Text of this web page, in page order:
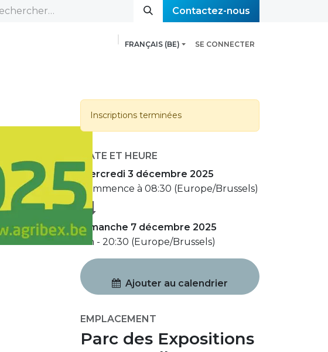
Contactez-nous​​​​​​​​​​
FRANÇAIS (BE) SE CONNECTER
Inscriptions terminées
DATE ET HEURE
mercredi 3 décembre 2025
Commence à 08:30 (Europe/Brussels)
dimanche 7 décembre 2025
Fin - 20:30 (Europe/Brussels)
Ajouter au calendrier
EMPLACEMENT
Parc des Expositions